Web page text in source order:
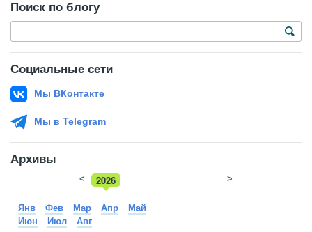
Поиск по блогу
Социальные сети
Мы ВКонтакте
Мы в Telegram
Архивы
2026
2025
< >
Янв Фев Мар Апр
Май
Июн
Июл Авг